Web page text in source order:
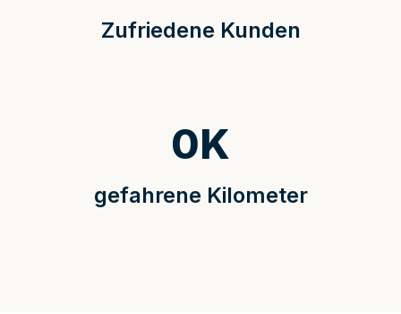
Zufriedene Kunden
gefahrene Kilometer
0K